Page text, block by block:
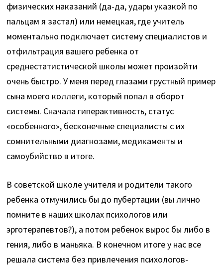
физических наказаний (да-да, удары указкой по
пальцам я застал) или немецкая, где учитель
моментально подключает систему специалистов и
отфильтрация вашего ребенка от
среднестатистической школы может произойти
очень быстро. У меня перед глазами грустный пример
сына моего коллеги, который попал в оборот
системы. Сначала гиперактивность, статус
«особенного», бесконечные специалисты с их
сомнительными диагнозами, медикаменты и
самоубийство в итоге.
В советской школе учителя и родители такого
ребенка отмучились бы до пубертации (вы лично
помните в наших школах психологов или
эрготерапевтов?), а потом ребенок вырос бы либо в
гения, либо в маньяка. В конечном итоге у нас все
решала система без привлечения психологов-